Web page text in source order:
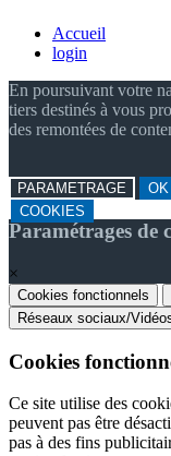
Accueil
login
En poursuivant votre
tiers destinés à vous
des remontées de
PARAMETRAGE OK
COOKIES
Paramétrages de
×
Cookies fonctionnels
Réseaux sociaux/
Cookies
Ce site utilise des
peuvent pas être
pas à des fins